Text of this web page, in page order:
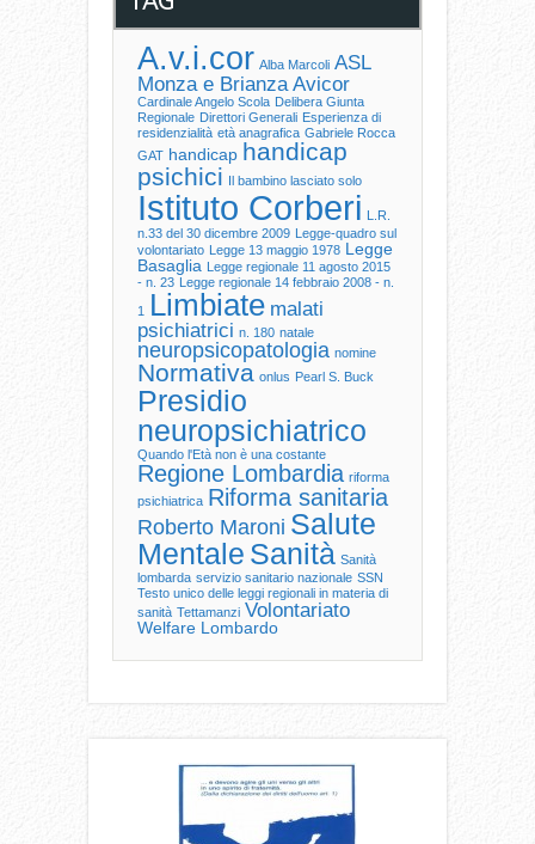
A.v.i.cor Alba Marcoli ASL
Monza e Brianza Avicor
Cardinale Angelo Scola Delibera Giunta
Regionale Direttori Generali Esperienza di
residenzialità età anagrafica Gabriele Rocca
GAT handicap handicap
psichici Il bambino lasciato solo
Istituto Corberi L.R.
n.33 del 30 dicembre 2009 Legge-quadro sul
volontariato Legge 13 maggio 1978 Legge
Basaglia Legge regionale 11 agosto 2015
- n. 23 Legge regionale 14 febbraio 2008 - n.
1
Limbiate malati
psichiatrici n. 180 natale
neuropsicopatologia nomine
Normativa onlus Pearl S. Buck
Presidio
neuropsichiatrico
Quando l'Età non è una costante
Regione Lombardia riforma
psichiatrica Riforma sanitaria
Roberto Maroni Salute
Mentale Sanità Sanità
lombarda servizio sanitario nazionale SSN
Testo unico delle leggi regionali in materia di
sanità Tettamanzi Volontariato
Welfare Lombardo